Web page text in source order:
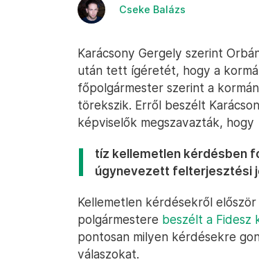
Cseke Balázs
Karácsony Gergely szerint
után tett ígéretét, hogy a
főpolgármester szerint a
törekszik. Erről beszélt
képviselők megszavazták, hogy
tíz kellemetlen kérdésben
úgynevezett felterjesztési
Kellemetlen kérdésekről
polgármestere beszélt a Fidesz
pontosan milyen kérdésekre
válaszokat.